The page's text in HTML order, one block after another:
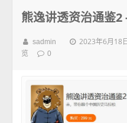
熊逸讲透资治通鉴2
sadmin 2023年6月18
览
0